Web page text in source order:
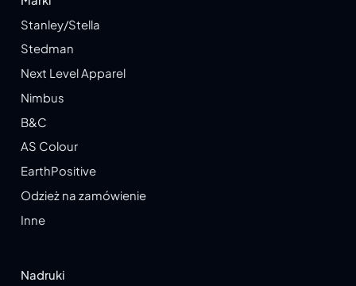
Stanley/Stella
Stedman
Next Level Apparel
Nimbus
B&C
AS Colour
EarthPositive
Odzież na zamówienie
Inne
Nadruki